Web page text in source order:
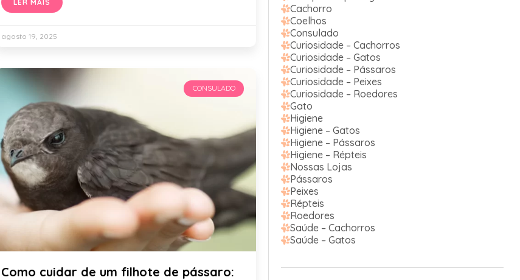
LER MAIS
agosto 19, 2025
CONSULADO
Como cuidar de um filhote de pássaro:
Cachorro
Coelhos
Consulado
Curiosidade – Cachorros
Curiosidade – Gatos
Curiosidade – Pássaros
Curiosidade – Peixes
Curiosidade – Roedores
Gato
Higiene
Higiene – Gatos
Higiene – Pássaros
Higiene – Répteis
Nossas Lojas
Pássaros
Peixes
Répteis
Roedores
Saúde – Cachorros
Saúde – Gatos